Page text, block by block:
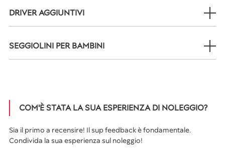
DRIVER AGGIUNTIVI
SEGGIOLINI PER BAMBINI
COM'È STATA LA SUA ESPERIENZA DI NOLEGGIO?
Sia il primo a recensire! Il sup feedback è fondamentale.
Condivida la sua esperienza sul noleggio!